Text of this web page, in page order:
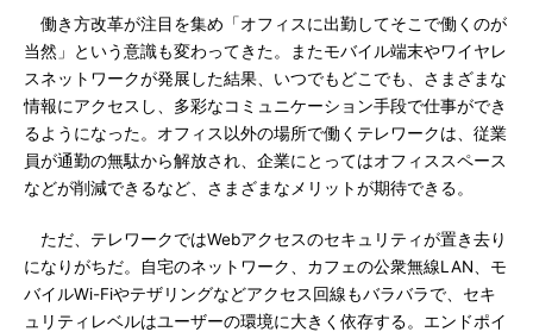
働き方改革が注目を集め「オフィスに出勤してそこで働くのが
当然」という意識も変わってきた。またモバイル端末やワイヤレ
スネットワークが発展した結果、いつでもどこでも、さまざまな
情報にアクセスし、多彩なコミュニケーション手段で仕事ができ
るようになった。オフィス以外の場所で働くテレワークは、従業
員が通勤の無駄から解放され、企業にとってはオフィススペース
などが削減できるなど、さまざまなメリットが期待できる。
ただ、テレワークではWebアクセスのセキュリティが置き去り
になりがちだ。自宅のネットワーク、カフェの公衆無線LAN、モ
バイルWi-Fiやテザリングなどアクセス回線もバラバラで、セキ
ュリティレベルはユーザーの環境に大きく依存する。エンドポイ